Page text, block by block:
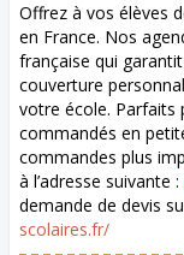
Offrez à vos élèves
en France. Nos
française qui
couverture
votre école. Parfaits
commandés en
commandes plus
à l’adresse suivante :
demande de devis
scolaires.fr/